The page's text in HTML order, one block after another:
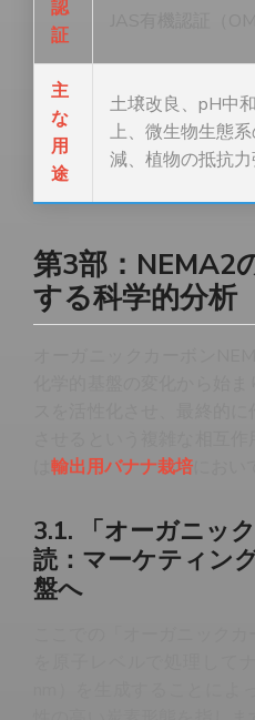
認
証
主
な
用
途
土壌改良、pH中
上、微生物生態
減、植物の抵抗力
第3部：NEMA2
する科学的分析
輸出用バナナ栽培
3.1. 「オーガニッ
読：マーケティン
盤へ